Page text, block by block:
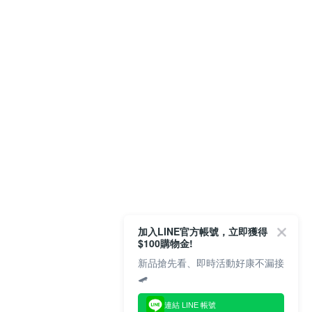
加入LINE官方帳號，立即獲得
$100購物金!
新品搶先看、即時活動好康不漏接
🛹
連結 LINE 帳號